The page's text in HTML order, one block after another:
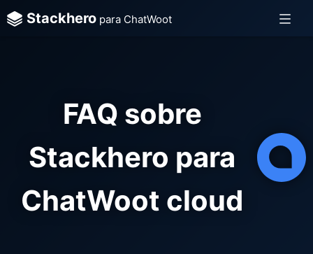
Stackhero para ChatWoot
FAQ sobre
Stackhero para
ChatWoot cloud